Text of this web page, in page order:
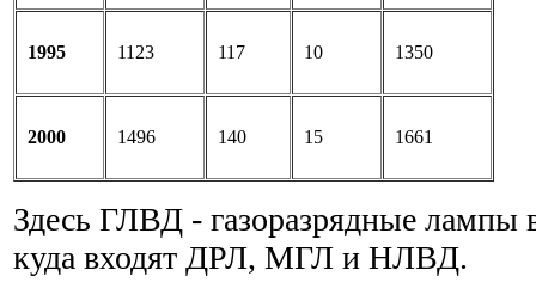
1995 1123 117 10 1350
2000 1496 140 15 1661
Здесь ГЛВД - газоразрядные лампы
куда входят ДРЛ, МГЛ и НЛВД.